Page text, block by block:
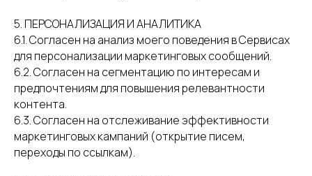
5. ПЕРСОНАЛИЗАЦИЯ И АНАЛИТИКА
6.1. Согласен на анализ моего поведения в Сервисах
для персонализации маркетинговых сообщений.
6.2. Согласен на сегментацию по интересам и
предпочтениям для повышения релевантности
контента.
6.3. Согласен на отслеживание эффективности
маркетинговых кампаний (открытие писем,
переходы по ссылкам).